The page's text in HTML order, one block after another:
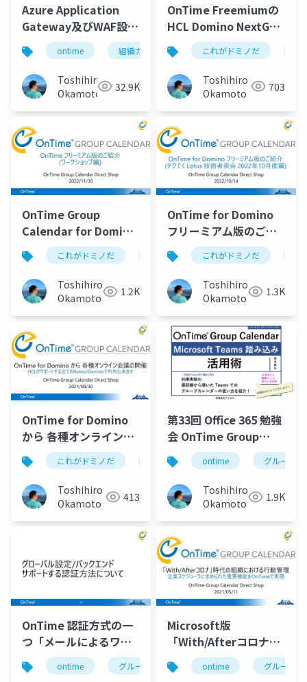
Azure Application
Gateway及びWAF設定
マニュアル
ontime 組織カレンダー 組織スケジュール
Toshihiro
Okamoto
32.9K
OnTime Freemiumの
HCL Domino NextGen
Jam 2023/02/15
2023年2⽉15⽇にHCL
ジャパン本社で開催さ
れていた「Domino
Next-Gen Jam
Tokyo」でOnTime for
Domino フリーミアム
版を紹介させていただ
きました。今回は主に
製品版との機能比較及
び HCL NotesやHCL
Verse標準のカレンダ
ーとの画面比較などの
内容もご紹介していま
これがドミノだ
Toshihiro
Okamoto
703
OnTime Group
Calendar for Domino
Freemium(フリーミア
ム版) は有効なDomino
CCBライセンスをお持
ちなら追加費用無しで
利用できるという説明
これがドミノだ ontime hcl domino
Toshihiro
Okamoto
1.2K
OnTime for Domino
フリーミアム版のご紹
介 (テクてく Lotus 技
術者夜会 2022年10月度
編)
これがドミノだ
Toshihiro
Okamoto
1.3K
OnTime for Domino
から 各種オンライン会
議の開催これがドミノだ ontime hcl domino
Toshihiro
Okamoto
413
第33回 Office 365 勉強
会 OnTime Group
Calendar の Teams 踏
み込み活用術
ontime グループ
Toshihiro
Okamoto
1.9K
OnTime 認証方式の一
つ「メールによるワン
タイムトークン発行」
画面サンプル」
ontime グループカレンダー グループスケジュール
Microsoft版
「With/Afterコロナ」
時代の組織における行
動管理 企業スケジュ
ontime グループ